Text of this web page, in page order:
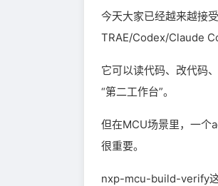
今天大家已经越来越接
TRAE/Codex/Claude
它可以读代码、改代码
“第二工作台”。
但在MCU场景里，一个
很重要。
nxp-mcu-build-verify这